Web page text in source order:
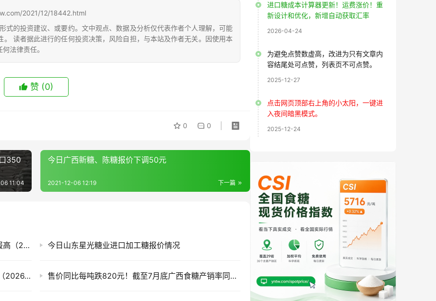
2021/12/18442.html
式的投资建议、或要约。文中观点、数据及分析仅代表作者个人理解，可能
读者据此进行的任何投资决策，风险自担，与本站及作者无关。因使用本
法律责任。
赞 (0)
0 0
350
11:04
今日广西新糖、陈糖报价下调50元
下一篇
2021-12-06 12:19
白糖期货迎来上涨，今日国内各现货市场糖价报高（2026.8.7） 今日山东星光糖业进口加工糖报价情况
滇、桂产销率偏低 今日全国各地现货市场糖价（2026.8.6） 售价同比每吨跌820元！截至7月底广西食糖产销率同比下降13.77%
进口糖成本计算器更新！运费涨价！重
新设计和优化，新增自动获取汇率
2026-04-24
为避免点赞数虚高，改进为只有文章内
容结尾处可点赞，列表页不可点赞。
2025-12-27
点击网页顶部右上角的小太阳，一键进
入夜间暗黑模式。
2025-12-24